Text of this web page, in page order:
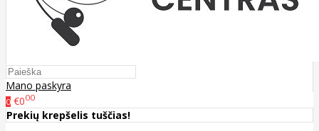
Mano paskyra
0 €000
Prekių krepšelis tuščias!